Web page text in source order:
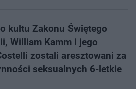
kultu Zakonu Świętego
William Kamm i jego
zostali aresztowani za
seksualnych 6-letkie